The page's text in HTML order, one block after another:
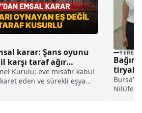
karar: Şans oyunu
karşı taraf ağır
Kurulu; eve misafir kabul
eden ve sürekli eşya
YEREL
haberi
Nilüfer